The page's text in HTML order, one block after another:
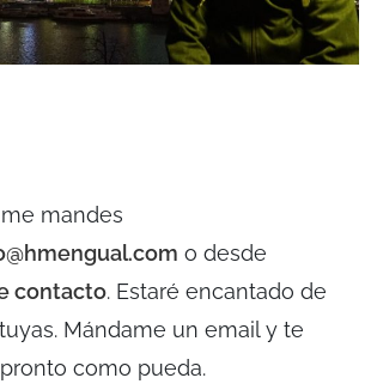
mandes
o desde
contacto. Estaré encantado de
Mándame un email y te
como pueda.